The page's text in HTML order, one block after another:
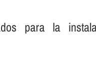
para la